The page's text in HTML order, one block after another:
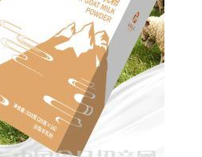
上相对较为充
奶整体供需平
虽然我国骆